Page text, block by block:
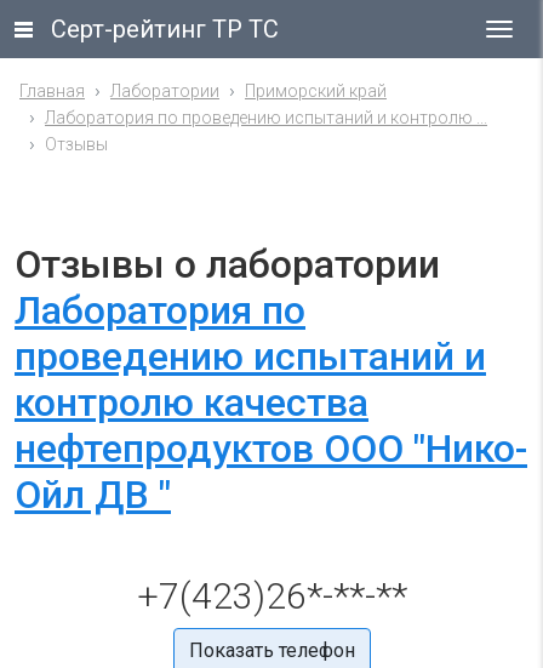
Серт-рейтинг ТР ТС
Главная Лаборатории
Приморский край
Лаборатория по проведению испытаний и контролю ...
Отзывы
Отзывы о лаборатории
Лаборатория по
проведению испытаний и
контролю качества
нефтепродуктов ООО "Нико-
Ойл ДВ "
+7(423)26*-**-**
Показать телефон